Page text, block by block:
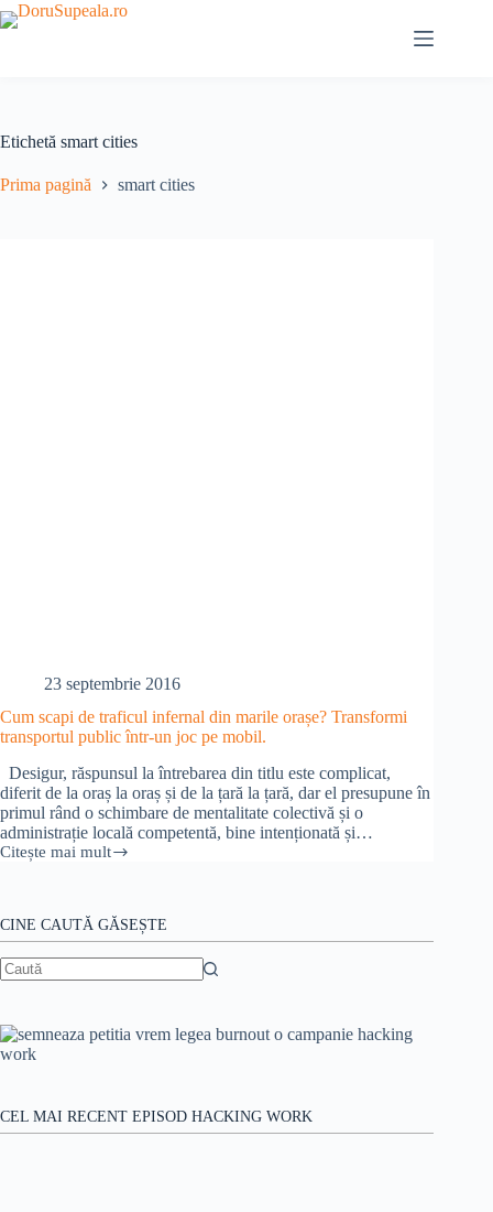
Sari
la
Etichetă smart cities
Prima pagină smart cities
23 septembrie 2016
Cum scapi de traficul infernal din marile orașe? Transformi
transportul public într-un joc pe mobil.
Desigur, răspunsul la întrebarea din titlu este complicat,
diferit de la oraș la oraș și de la țară la țară, dar el presupune în
primul rând o schimbare de mentalitate colectivă și o
administrație locală competentă, bine intenționată și…
Citește mai mult
Cum
traficul
infernal
marile
transportul
public
într-
pe
CINE CAUTĂ GĂSEȘTE
CEL MAI RECENT EPISOD HACKING WORK